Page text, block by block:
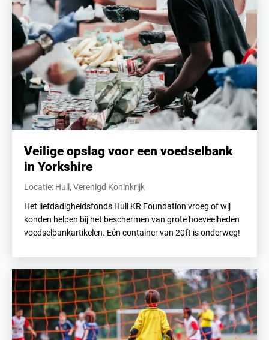
Veilige opslag voor een voedselbank
in Yorkshire
Locatie: Hull, Verenigd Koninkrijk
Het liefdadigheidsfonds Hull KR Foundation vroeg of wij
konden helpen bij het beschermen van grote hoeveelheden
voedselbankartikelen. Eén container van 20ft is onderweg!